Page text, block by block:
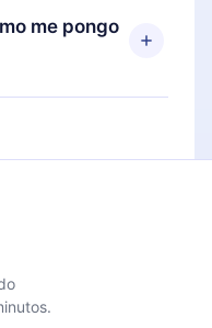
tus títulos
con un
y el
ocurrirá.
me pongo
en